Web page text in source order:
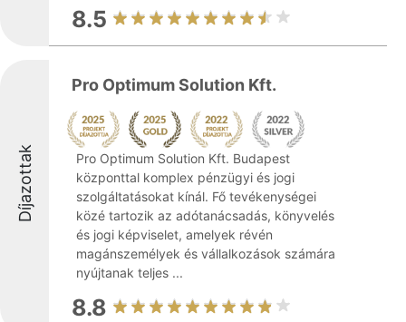
8.5
Díjazottak
Pro Optimum Solution Kft.
Pro Optimum Solution Kft. Budapest
központtal komplex pénzügyi és jogi
szolgáltatásokat kínál. Fő tevékenységei
közé tartozik az adótanácsadás, könyvelés
és jogi képviselet, amelyek révén
magánszemélyek és vállalkozások számára
nyújtanak teljes ...
8.8